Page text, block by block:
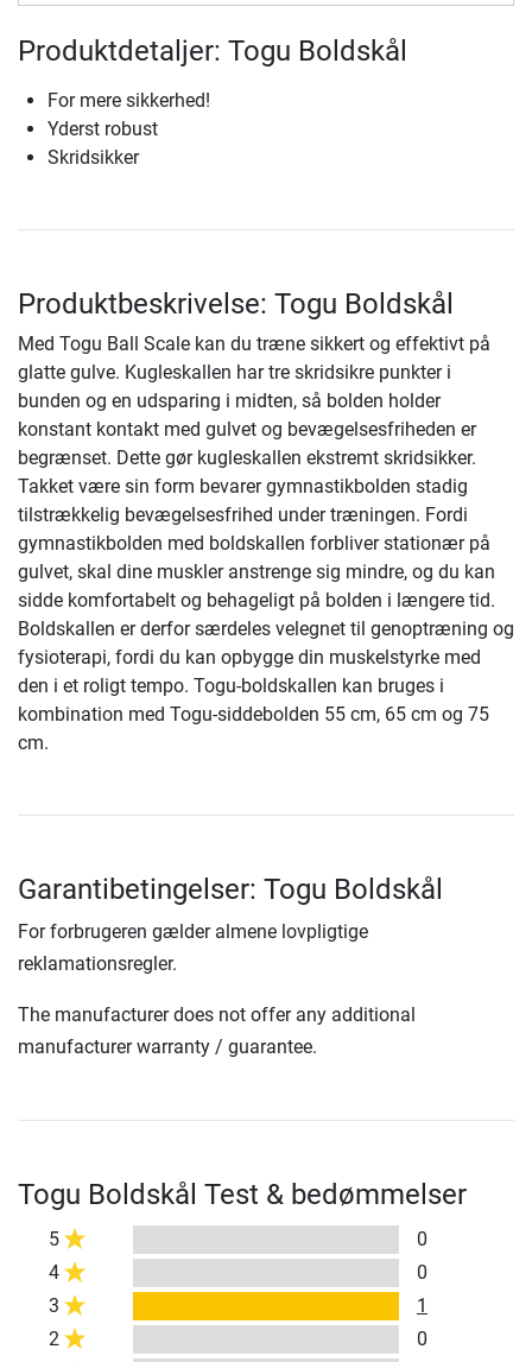
Produktdetaljer: Togu Boldskål
For mere sikkerhed!
Yderst robust
Skridsikker
Produktbeskrivelse: Togu Boldskål
Med Togu Ball Scale kan du træne sikkert og effektivt på
glatte gulve. Kugleskallen har tre skridsikre punkter i
bunden og en udsparing i midten, så bolden holder
konstant kontakt med gulvet og bevægelsesfriheden er
begrænset. Dette gør kugleskallen ekstremt skridsikker.
Takket være sin form bevarer gymnastikbolden stadig
tilstrækkelig bevægelsesfrihed under træningen. Fordi
gymnastikbolden med boldskallen forbliver stationær på
gulvet, skal dine muskler anstrenge sig mindre, og du kan
sidde komfortabelt og behageligt på bolden i længere tid.
Boldskallen er derfor særdeles velegnet til genoptræning og
fysioterapi, fordi du kan opbygge din muskelstyrke med
den i et roligt tempo. Togu-boldskallen kan bruges i
kombination med Togu-siddebolden 55 cm, 65 cm og 75
cm.
Garantibetingelser: Togu Boldskål
For forbrugeren gælder almene lovpligtige
reklamationsregler.
The manufacturer does not offer any additional
manufacturer warranty / guarantee.
Togu Boldskål Test & bedømmelser
5
0
4
0
3
1
2
0